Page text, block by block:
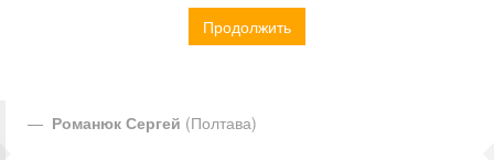
Продолжить
Романюк Сергей (Полтава)